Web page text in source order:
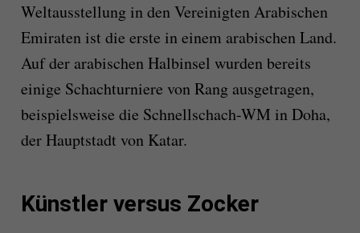
Weltausstellung in den Vereinigten Arabischen
Emiraten ist die erste in einem arabischen Land.
Auf der arabischen Halbinsel wurden bereits
einige Schachturniere von Rang ausgetragen,
beispielsweise die Schnellschach-WM in Doha,
der Hauptstadt von Katar.
Künstler versus Zocker